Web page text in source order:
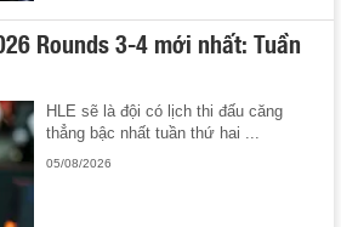
Rounds 3-4 mới nhất: Tuần
HLE sẽ là đội có lịch thi đấu căng
thẳng bậc nhất tuần thứ hai ...
05/08/2026